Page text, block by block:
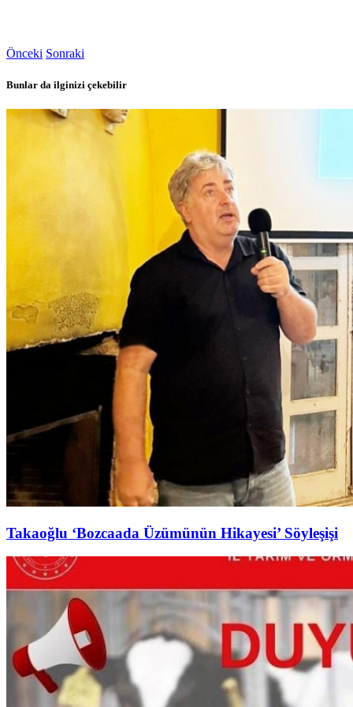
Önceki Sonraki
Bunlar da ilginizi çekebilir
Takaoğlu ‘Bozcaada Üzümünün Hikayesi’ Söyleşişi